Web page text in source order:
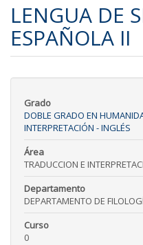
LENGUA DE
ESPAÑOLA II
Grado
DOBLE GRADO EN
INTERPRETACIÓN - INGLÉS
Área
TRADUCCION E
Departamento
DEPARTAMENTO DE
Curso
0